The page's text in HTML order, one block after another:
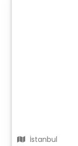
İstanbul